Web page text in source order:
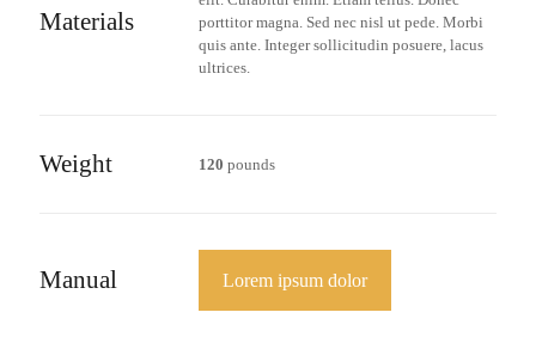
Materials
porttitor magna. Sed nec nisl ut pede. Morbi
quis ante. Integer sollicitudin posuere, lacus
ultrices.
Weight 120 pounds
Manual Lorem ipsum dolor